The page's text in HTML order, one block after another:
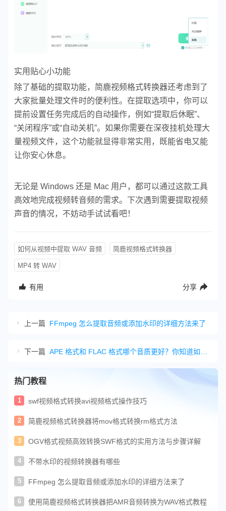
实用贴心小功能
除了基础的提取功能，简鹿视频格式转换器还考虑到了
大家批量处理文件时的便利性。在提取选项中，你可以
提前设置任务完成后的自动操作，例如“提取后休眠”、
“关闭程序”或“自动关机”。如果你需要在深夜挂机处理大
量视频文件，这个功能就显得非常实用，既能省电又能
让你安心休息。
无论是 Windows 还是 Mac 用户，都可以通过这款工具
高效地完成视频转音频的需求。下次遇到需要提取视频
声音的情况，不妨动手试试看吧！
如何从视频中提取 WAV 音频 简鹿视频格式转换器
MP4 转 WAV
有用 分享
上一篇 FFmpeg 怎么提取音频或添加水印的详细方法来了
下一篇
热门教程
1 swf视频格式转换avi视频格式操作技巧
2 简鹿视频格式转换器将mov格式转换rm格式方法
3 OGV格式视频高效转换SWF格式的实用方法与步骤详解
4 不带水印的视频转换器有哪些
5 FFmpeg 怎么提取音频或添加水印的详细方法来了
6 使用简鹿视频格式转换器把AMR音频转换为WAV格式教程